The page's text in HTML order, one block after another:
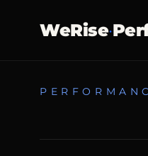
WeRise·